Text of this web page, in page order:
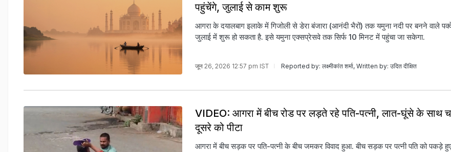
पहुंचेंगे, जुलाई से काम शुरू
आगरा के दयालबाग इलाके में गिजोली से डेरा बंजारा (आनंदी भैरों) तक यमुना नदी पर बनने वाले
जुलाई में शुरू हो सकता है. इसे यमुना एक्सप्रेसवे तक सिर्फ 10 मिनट में पहुंचा जा सकेगा.
जून 26, 2026 12:57 pm IST Reported by: लक्ष्मीकांत शर्मा, Written by: उदित दीक्षित
VIDEO: आगरा में बीच रोड पर लड़ते रहे पति-पत्नी, लात-घूंसे के साथ
दूसरे को पीटा
आगरा में बीच सड़क पर पति-पत्नी के बीच जमकर विवाद हुआ. बीच सड़क पर पत्नी पति को पकड़े